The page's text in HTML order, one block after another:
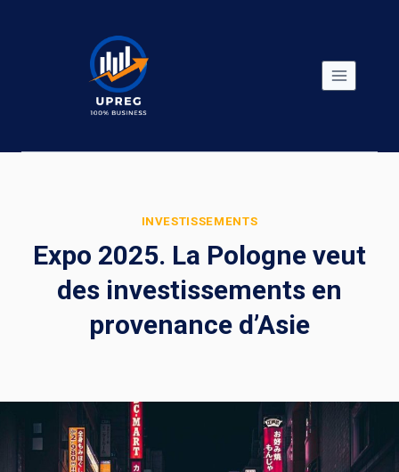
INVESTISSEMENTS
Expo 2025. La Pologne veut
des investissements en
provenance d’Asie